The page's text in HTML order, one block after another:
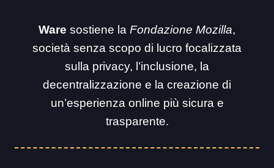
Ware sostiene la Fondazione Mozilla,
società senza scopo di lucro focalizzata
sulla privacy, l’inclusione, la
decentralizzazione e la creazione di
un’esperienza online più sicura e
trasparente.